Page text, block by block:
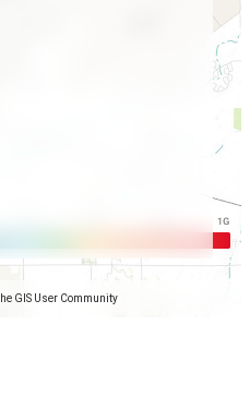
GIS User Community